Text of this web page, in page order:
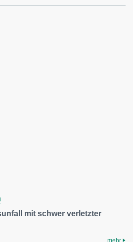
mit schwer verletzter
mehr